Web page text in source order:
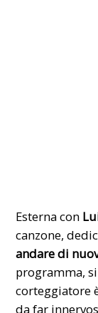
Esterna con
canzone,
andare di
programma,
corteggiatore
da far